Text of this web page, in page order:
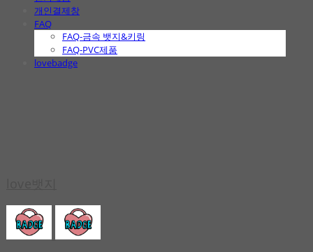
개인결제창
FAQ
FAQ-금속 뱃지&키링
FAQ-PVC제품
lovebadge